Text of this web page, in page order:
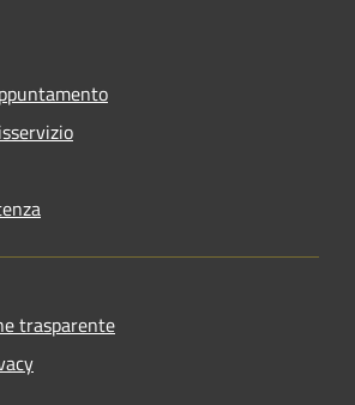
trasparente